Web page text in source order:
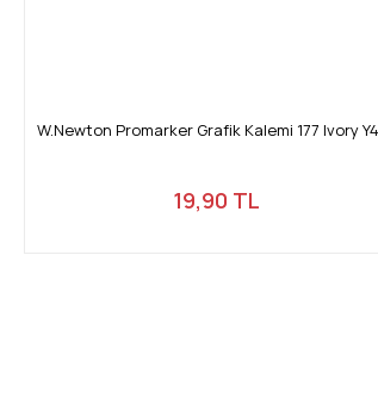
W.Newton Promarker Grafik Kalemi 177 Ivory
19,90 TL